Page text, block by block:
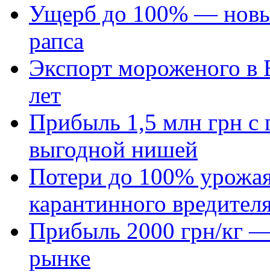
Ущерб до 100% —
рапса
Экспорт мороженого в
лет
Прибыль 1,5 млн грн с
выгодной нишей
Потери до 100%
карантинного
Прибыль 2000 грн/кг —
рынке